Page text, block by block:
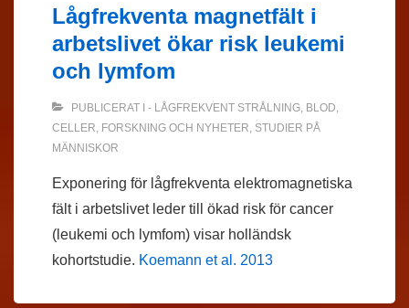
Lågfrekventa magnetfält i
arbetslivet ökar risk leukemi
och lymfom
PUBLICERAT I - LÅGFREKVENT STRÅLNING, BLOD,
CELLER, FORSKNING OCH NYHETER, STUDIER PÅ
MÄNNISKOR
Exponering för lågfrekventa elektromagnetiska
fält i arbetslivet leder till ökad risk för cancer
(leukemi och lymfom) visar holländsk
kohortstudie. Koemann et al. 2013